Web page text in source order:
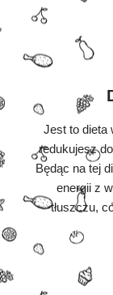
Jest to dieta
redukujesz
Będąc na tej
energii z
tłuszczu,